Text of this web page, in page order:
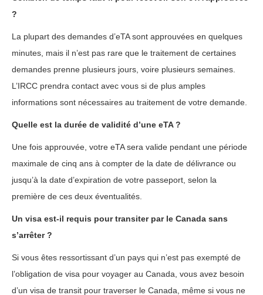
?
La plupart des demandes d’eTA sont approuvées en quelques
minutes, mais il n’est pas rare que le traitement de certaines
demandes prenne plusieurs jours, voire plusieurs semaines.
L’IRCC prendra contact avec vous si de plus amples
informations sont nécessaires au traitement de votre demande.
Quelle est la durée de validité d’une eTA ?
Une fois approuvée, votre eTA sera valide pendant une période
maximale de cinq ans à compter de la date de délivrance ou
jusqu’à la date d’expiration de votre passeport, selon la
première de ces deux éventualités.
Un visa est-il requis pour transiter par le Canada sans
s’arrêter ?
Si vous êtes ressortissant d’un pays qui n’est pas exempté de
l’obligation de visa pour voyager au Canada, vous avez besoin
d’un visa de transit pour traverser le Canada, même si vous ne